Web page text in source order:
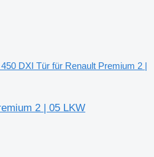
450 DXI Tür für Renault Premium 2 |
2 | 05 LKW